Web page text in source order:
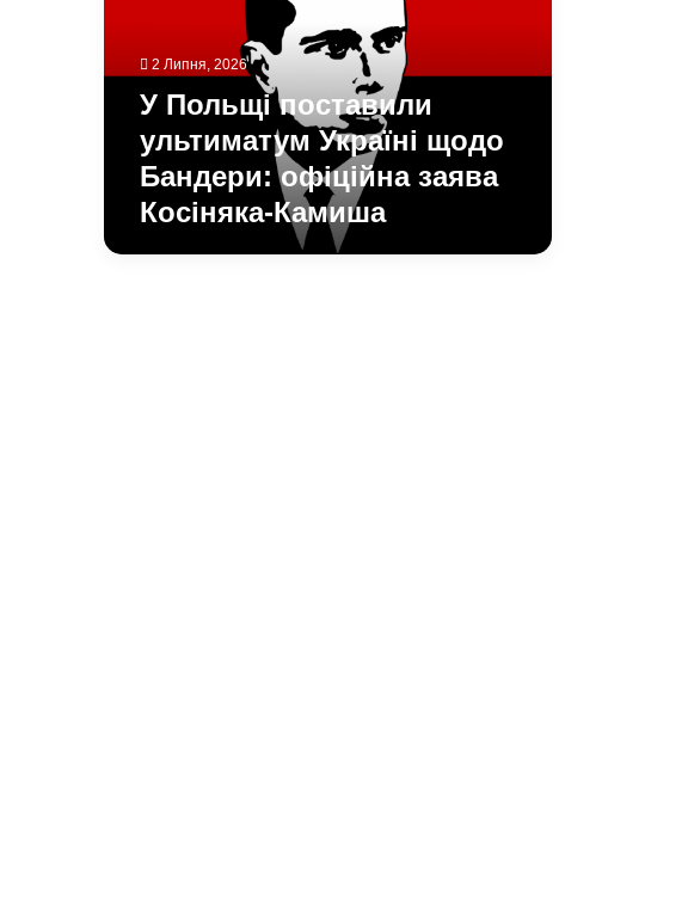
Бандери:
заява
Косіняка-
Камиша
2 Липня, 2026
У Польщі поставили
ультиматум Україні щодо
Бандери: офіційна заява
Косіняка-Камиша